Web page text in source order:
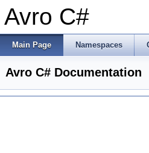
Avro C#
Main Page Namespaces
Avro C# Documentation